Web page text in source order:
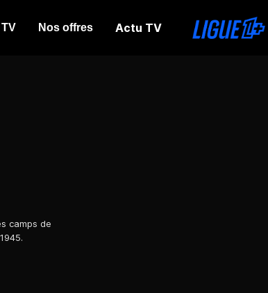
Nos offres Actu TV
camps de